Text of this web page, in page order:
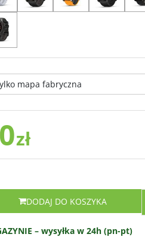
zł
DODAJ DO KOSZYKA
– wysyłka w 24h (pn-pt)